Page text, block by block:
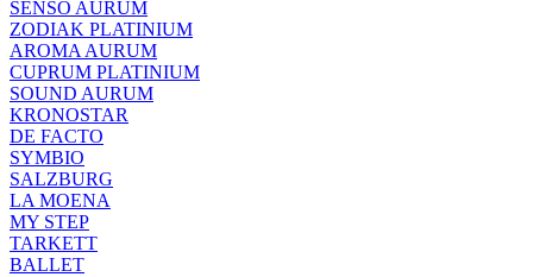
SENSO AURUM
ZODIAK PLATINIUM
AROMA AURUM
CUPRUM PLATINIUM
SOUND AURUM
KRONOSTAR
DE FACTO
SYMBIO
SALZBURG
LA MOENA
MY STEP
TARKETT
BALLET